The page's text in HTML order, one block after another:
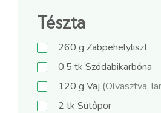
Tészta
260 g Zabpehelyliszt
0.5 tk Szódabikarbóna
120 g Vaj (Olvasztva,
2 tk Sütőpor